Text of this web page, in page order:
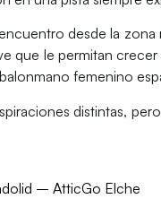
desde la
que le permitan
femenino
distintas,
– AtticGo Elche